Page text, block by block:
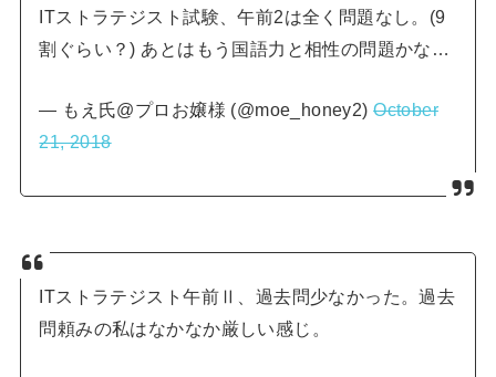
ITストラテジスト試験、午前2は全く問題なし。(9
割ぐらい？) あとはもう国語力と相性の問題かな…
— もえ氏@プロお嬢様 (@moe_honey2)October
21, 2018
ITストラテジスト午前Ⅱ、過去問少なかった。過去
問頼みの私はなかなか厳しい感じ。